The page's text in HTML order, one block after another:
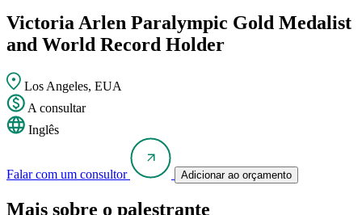
Victoria Arlen Paralympic Gold Medalist
and World Record Holder
Los Angeles, EUA
A consultar
Inglês
Falar com um consultor Adicionar ao orçamento
Mais sobre o palestrante